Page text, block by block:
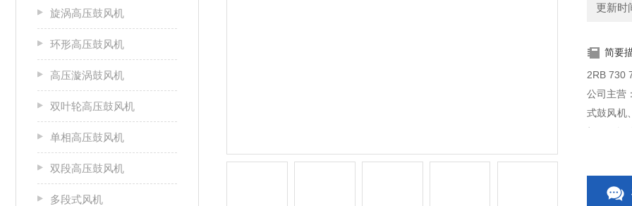
旋涡高压鼓风机
环形高压鼓风机
高压漩涡鼓风机
双叶轮高压鼓风机
单相高压鼓风机
双段高压鼓风机
多段式风机
更新时
简要
2RB 730
公司主营
式鼓风机
机。干燥